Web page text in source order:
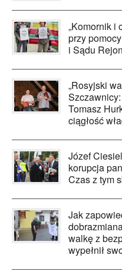
„Komornik i
przy
i Sądu
„Rosyjski
Tomasz
ciągłość
Józef
korupcja
Czas z tym
Jak
walkę z
wypełnił